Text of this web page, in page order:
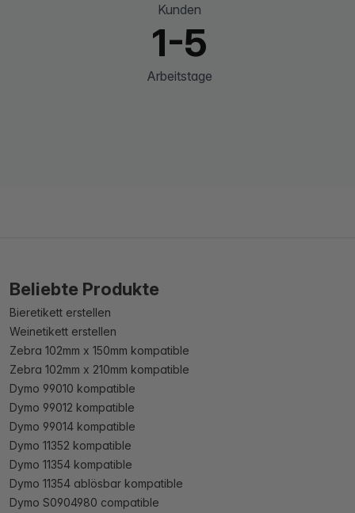
Kunden
1-5
Arbeitstage
Beliebte Produkte
Bieretikett erstellen
Weinetikett erstellen
Zebra 102mm x 150mm kompatible
Zebra 102mm x 210mm kompatible
Dymo 99010 kompatible
Dymo 99012 kompatible
Dymo 99014 kompatible
Dymo 11352 kompatible
Dymo 11354 kompatible
Dymo 11354 ablösbar kompatible
Dymo S0904980 compatible